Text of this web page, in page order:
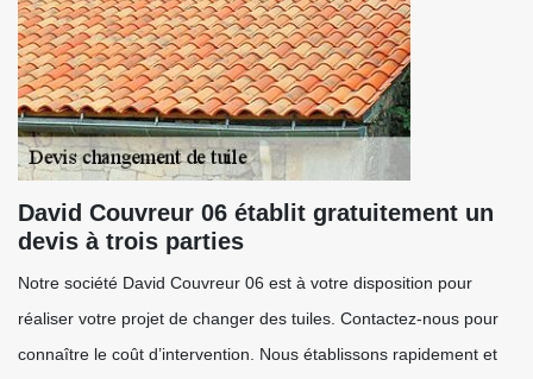
David Couvreur 06 établit gratuitement un
devis à trois parties
Notre société David Couvreur 06 est à votre disposition pour
réaliser votre projet de changer des tuiles. Contactez-nous pour
connaître le coût d’intervention. Nous établissons rapidement et